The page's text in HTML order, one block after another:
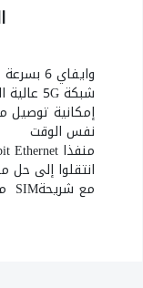
وايفاي 6 بسرعة تصل إلى 1800 ميغابت/الثانية
شبكة 5G عالية السرعة بزمن استجابة منخفض
نفس الوقت
منفذا Gigabit Ethernet من أجل اتصال سلكي عالي الأداء
انتقلوا إلى حل
مع شريحةSIM من أجل فعالية مضمونة.